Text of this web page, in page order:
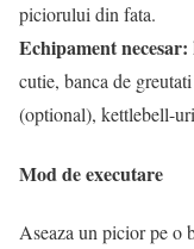
piciorului din fata.
Echipament necesar:
cutie, banca de
(optional), kettlebell-
Mod de executare
Aseaza un picior pe o